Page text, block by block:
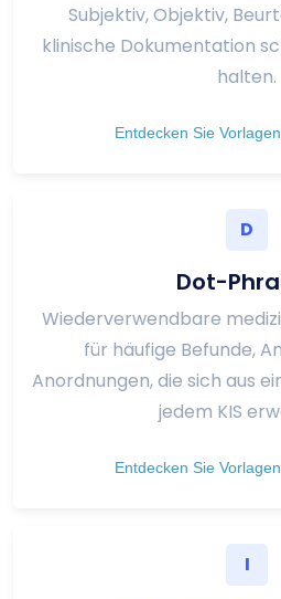
Subjektiv, Objektiv,
klinische Dokumentation
halten.
Entdecken Sie
D
Dot-
Wiederverwendbare
für häufige Befunde,
Anordnungen, die sich aus
jedem KIS
Entdecken Sie
I